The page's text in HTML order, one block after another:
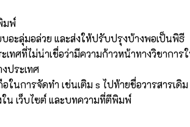
มพ์
อะลุ่มอล่วย และส่งให้ปรับปรุงบ้างพอเป็นพิธี
ศที่ไม่น่าเชื่อว่ามีความก้าวหน้าทางวิชากา
ประเทศ
ในการจัดทำ เช่นเติม s ไปท้ายชื่อวารสารเดิม
น เว็บไซต์ และบทความที่ตีพิมพ์